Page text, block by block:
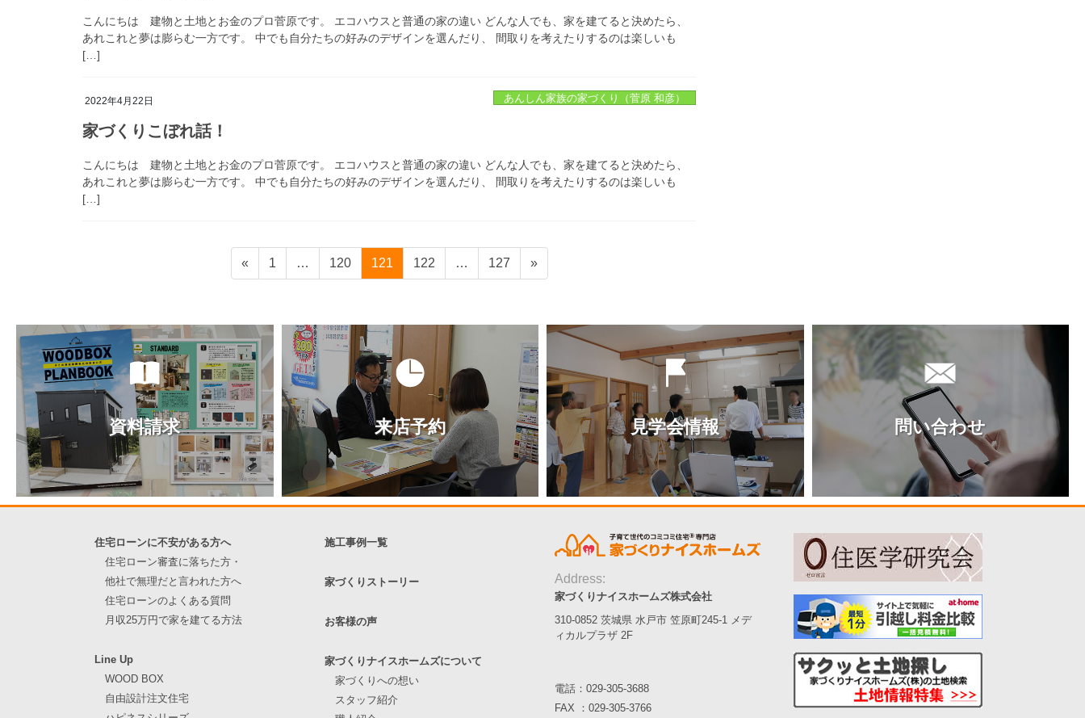
こんにちは 建物と土地とお金のプロ菅原です。 エコハウスと普通の家の違い どんな人でも、家を建てると決めたら、
あれこれと夢は膨らむ一方です。 中でも自分たちの好みのデザインを選んだり、 間取りを考えたりするのは楽しいも
[…]
2022年4月22日 あんしん家族の家づくり（菅原 和彦）
家づくりこぼれ話！
こんにちは 建物と土地とお金のプロ菅原です。 エコハウスと普通の家の違い どんな人でも、家を建てると決めたら、
あれこれと夢は膨らむ一方です。 中でも自分たちの好みのデザインを選んだり、 間取りを考えたりするのは楽しいも
[…]
ペ
ー
ジ
送
«
ペ
ー
1 …
ペ
ー
120
ペ
ー
121
ペ
ー
122 …
ペ
ー
127 »
資料請求 来店予約 見学会情報 問い合わせ
住宅ローンに不安がある方へ
住宅ローン審査に落ちた方・
他社で無理だと言われた方へ
住宅ローンのよくある質問
月収25万円で家を建てる方法
Line Up
WOOD BOX
自由設計注文住宅
施工事例一覧
家づくりストーリー
お客様の声
家づくりナイスホームズについて
家づくりへの想い
スタッフ紹介
Address:
家づくりナイスホームズ株式会社
310-0852 茨城県 水戸市 笠原町245-1 メデ
ィカルプラザ 2F
電話： 029-305-3688
FAX ：029-305-3766